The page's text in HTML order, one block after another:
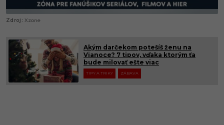
Xzone
Akým darčekom potešíš ženu na
Vianoce? 7 tipov, vďaka ktorým ťa
bude milovať ešte viac
TIPY A TRIKY ZÁBAVA